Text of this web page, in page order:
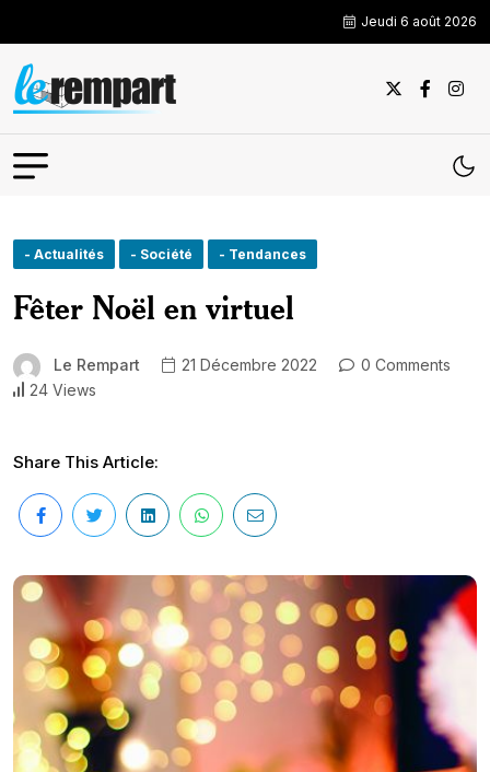
Jeudi 6 août 2026
- Actualités - Société - Tendances
Fêter Noël en virtuel
Le Rempart 21 Décembre 2022
0 Comments
24 Views
Share This Article: